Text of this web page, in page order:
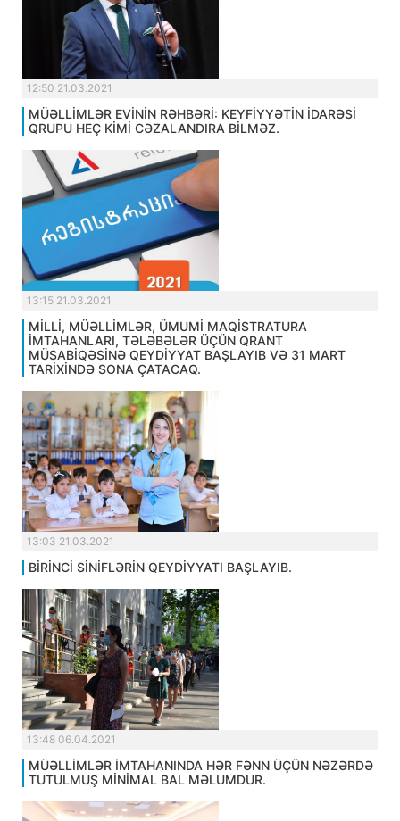
12:50 21.03.2021
MÜƏLLİMLƏR EVİNİN RƏHBƏRİ: KEYFİYYƏTİN İDARƏSİ
QRUPU HEÇ KİMİ CƏZALANDIRA BİLMƏZ.
13:15 21.03.2021
MİLLİ, MÜƏLLİMLƏR, ÜMUMİ MAQİSTRATURA
İMTAHANLARI, TƏLƏBƏLƏR ÜÇÜN QRANT
MÜSABİQƏSİNƏ QEYDİYYAT BAŞLAYIB VƏ 31 MART
TARİXİNDƏ SONA ÇATACAQ.
13:03 21.03.2021
BİRİNCİ SİNİFLƏRİN QEYDİYYATI BAŞLAYIB.
13:48 06.04.2021
MÜƏLLİMLƏR İMTAHANINDA HƏR FƏNN ÜÇÜN NƏZƏRDƏ
TUTULMUŞ MİNİMAL BAL MƏLUMDUR.